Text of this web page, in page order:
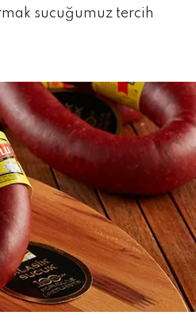
sucuğumuz tercih